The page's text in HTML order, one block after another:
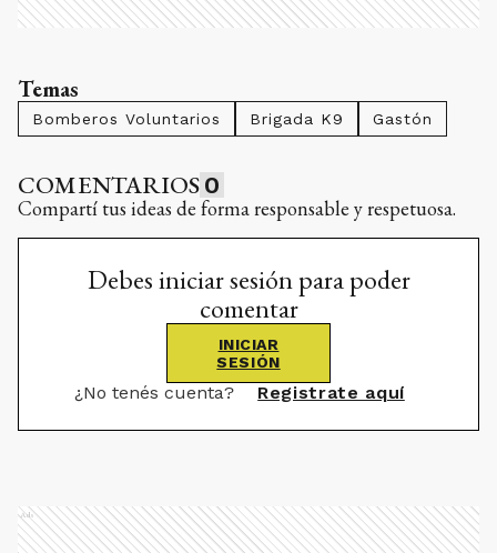
Temas
Bomberos Voluntarios Brigada K9 Gastón
COMENTARIOS 0
Compartí tus ideas de forma responsable y respetuosa.
Debes iniciar sesión para poder
comentar
INICIAR
SESIÓN
¿No tenés cuenta? Registrate aquí
Ads